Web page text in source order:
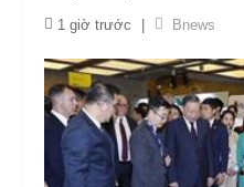
1 giờ trước Bnews